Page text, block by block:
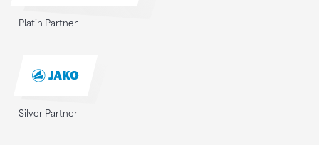
Platin Partner
Silver Partner